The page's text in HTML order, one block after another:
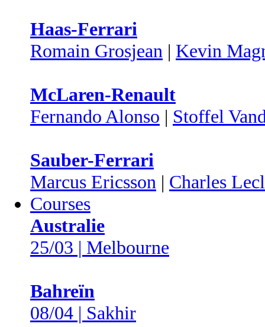
Haas-Ferrari
Romain Grosjean | Kevin
McLaren-Renault
Fernando Alonso | Stoffel
Sauber-Ferrari
Marcus Ericsson | Charles
Courses
Australie
25/03 | Melbourne
Bahreïn
08/04 | Sakhir